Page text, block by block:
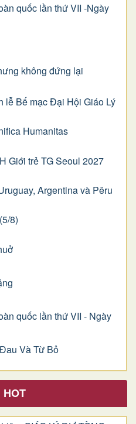
quốc lần thứ VII -Ngày
không đứng lại
lễ Bế mạc Đại Hội Giáo Lý
Humanitas
Giới trẻ TG Seoul 2027
Argentina và Pêru
8)
quốc lần thứ VII - Ngày
Và Từ Bỏ
HOT